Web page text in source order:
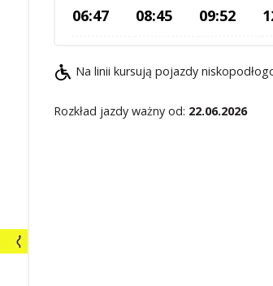
06:47 08:45 09:52
Na linii kursują pojazdy
Rozkład jazdy ważny od: 22.06.2026